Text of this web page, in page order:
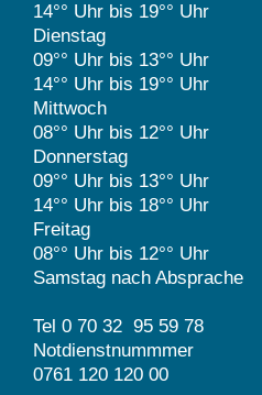
14°° Uhr bis 19°° Uhr
Dienstag
09°° Uhr bis 13°° Uhr
14°° Uhr bis 19°° Uhr
Mittwoch
08°° Uhr bis 12°° Uhr
Donnerstag
09°° Uhr bis 13°° Uhr
14°° Uhr bis 18°° Uhr
Freitag
08°° Uhr bis 12°° Uhr
Samstag nach Absprache
Tel 0 70 32 95 59 78
Notdienstnummmer
0761 120 120 00